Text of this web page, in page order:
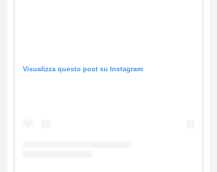
Visualizza questo post su Instagram